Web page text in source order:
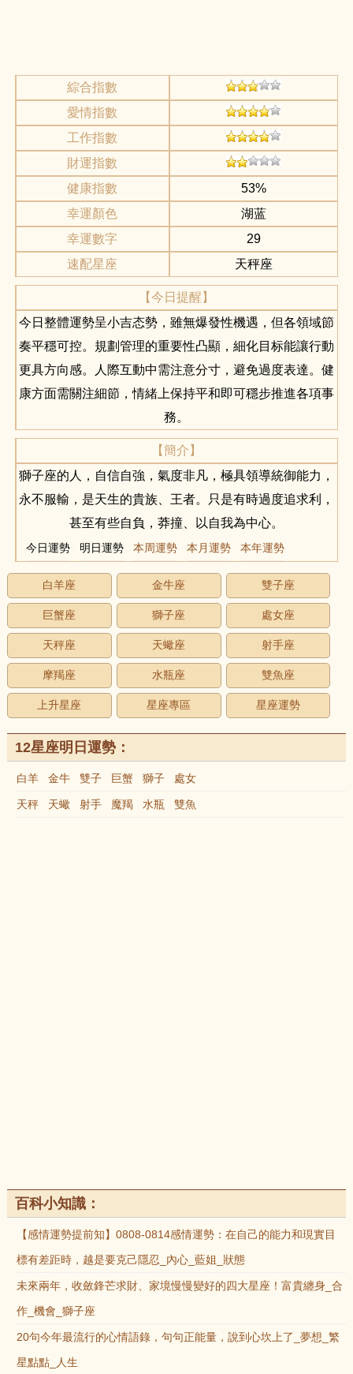
綜合指數
愛情指數
工作指數
財運指數
健康指數
53%
幸運顏色
湖蓝
幸運數字
29
速配星座
天秤座
【今日提醒】
今日整體運勢呈小吉态勢，雖無爆發性機遇，但各領域節
奏平穩可控。規劃管理的重要性凸顯，細化目标能讓行動
更具方向感。人際互動中需注意分寸，避免過度表達。健
康方面需關注細節，情緒上保持平和即可穩步推進各項事
務。
【簡介】
獅子座的人，自信自強，氣度非凡，極具領導統御能力，
永不服輸，是天生的貴族、王者。只是有時過度追求利，
甚至有些自負，莽撞、以自我為中心。
今日運勢 明日運勢 本周運勢 本月運勢 本年運勢
白羊座 金牛座 雙子座
巨蟹座 獅子座 處女座
天秤座 天蠍座 射手座
摩羯座 水瓶座 雙魚座
上升星座 星座專區 星座運勢
12星座明日運勢：
白羊 金牛 雙子 巨蟹 獅子 處女
天秤 天蠍 射手 魔羯 水瓶 雙魚
百科小知識：
【感情運勢提前知】0808-0814感情運勢：在自己的能力和現實目
標有差距時，越是要克己隱忍_內心_藍姐_狀態
未來兩年，收斂鋒芒求財、家境慢慢變好的四大星座！富貴纏身_合
作_機會_獅子座
20句今年最流行的心情語錄，句句正能量，說到心坎上了_夢想_繁
星點點_人生